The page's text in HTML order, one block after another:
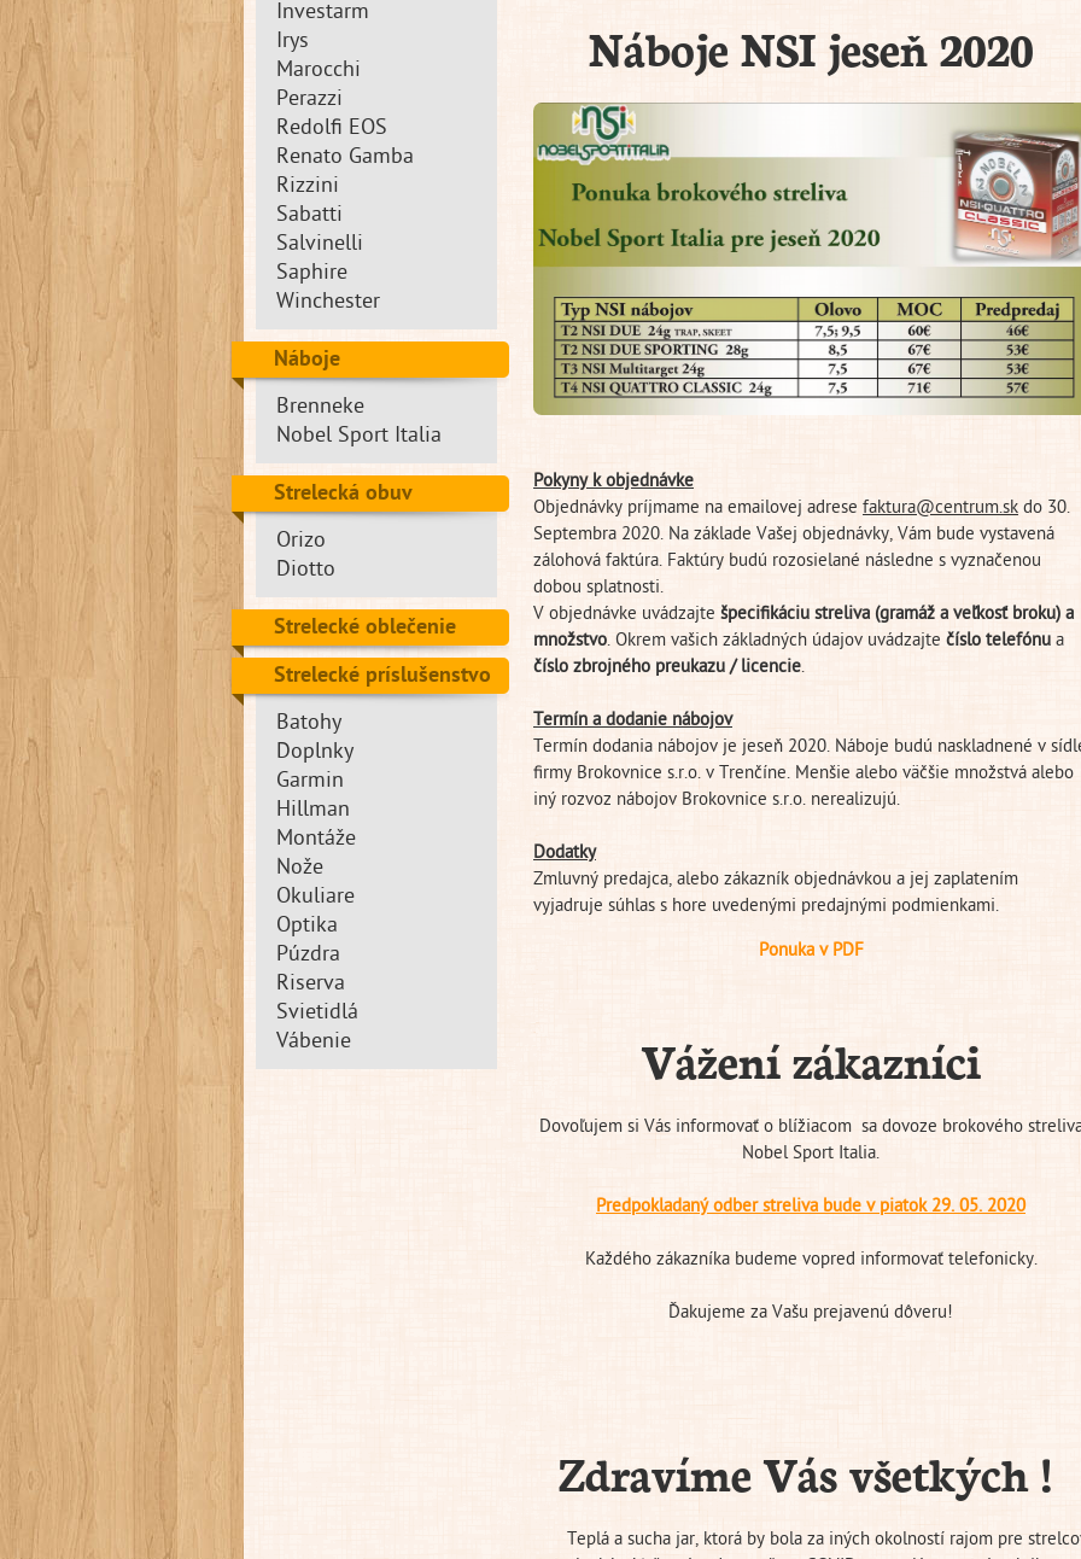
Investarm
Irys
Marocchi
Perazzi
Redolfi EOS
Renato Gamba
Rizzini
Sabatti
Salvinelli
Saphire
Winchester
Náboje
Brenneke
Nobel Sport Italia
Strelecká obuv
Orizo
Diotto
Strelecké oblečenie
Strelecké príslušenstvo
Batohy
Doplnky
Garmin
Hillman
Montáže
Nože
Okuliare
Optika
Púzdra
Riserva
Svietidlá
Vábenie
Náboje NSI jeseň 2020
Pokyny k objednávke
Objednávky príjmame na emailovej adrese faktura@centrum.sk do 30.
Septembra 2020. Na základe Vašej objednávky, Vám bude vystavená
zálohová faktúra. Faktúry budú rozosielané následne s vyznačenou
dobou splatnosti.
V objednávke uvádzajte špecifikáciu streliva (gramáž a veľkosť broku) a
množstvo. Okrem vašich základných údajov uvádzajte číslo telefónu a
číslo zbrojného preukazu / licencie.
Termín a dodanie nábojov
Termín dodania nábojov je jeseň 2020. Náboje budú naskladnené v
firmy Brokovnice s.r.o. v Trenčíne. Menšie alebo väčšie množstvá alebo
iný rozvoz nábojov Brokovnice s.r.o. nerealizujú.
Dodatky
Zmluvný predajca, alebo zákazník objednávkou a jej zaplatením
vyjadruje súhlas s hore uvedenými predajnými podmienkami.
Ponuka v PDF
Vážení zákazníci
Dovoľujem si Vás informovať o blížiacom sa dovoze brokového
Nobel Sport Italia.
Predpokladaný odber streliva bude v piatok 29. 05. 2020
Každého zákazníka budeme vopred informovať telefonicky.
Ďakujeme za Vašu prejavenú dôveru!
Zdravíme Vás všetkých !
Teplá a sucha jar, ktorá by bola za iných okolností rajom pre